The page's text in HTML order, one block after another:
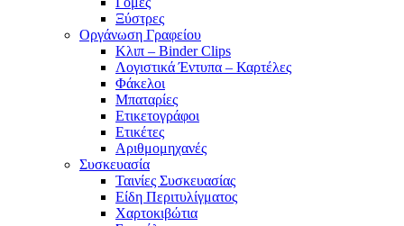
Ξύστρες
Οργάνωση Γραφείου
Κλιπ – Binder Clips
Λογιστικά Έντυπα – Καρτέλες
Φάκελοι
Μπαταρίες
Ετικετογράφοι
Ετικέτες
Αριθμομηχανές
Συσκευασία
Ταινίες Συσκευασίας
Είδη Περιτυλίγματος
Χαρτοκιβώτια